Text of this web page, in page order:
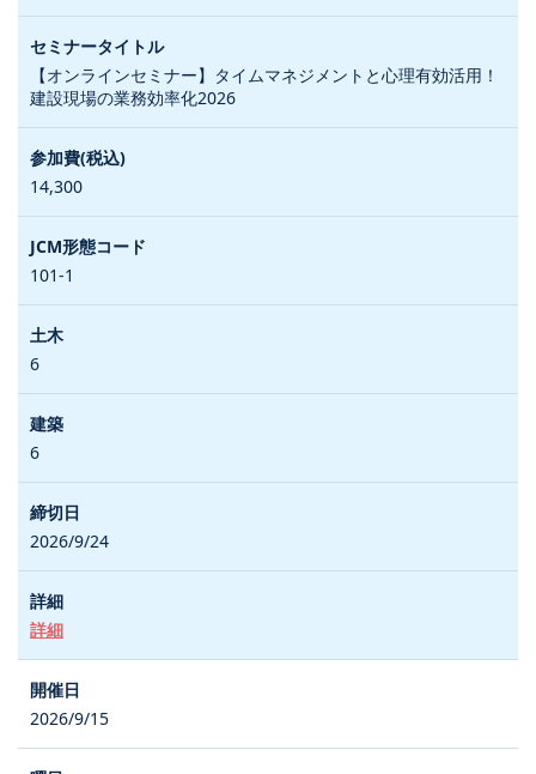
【オンラインセミナー】タイムマネジメントと心理有効活用！
建設現場の業務効率化2026
14,300
101-1
6
6
2026/9/24
詳細
2026/9/15